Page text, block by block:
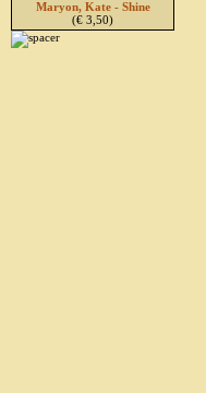
Maryon, Kate - Shine
(€ 3,50)